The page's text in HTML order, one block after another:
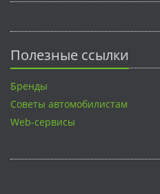
Полезные ссылки
Бренды
Советы автомобилистам
Web-сервисы